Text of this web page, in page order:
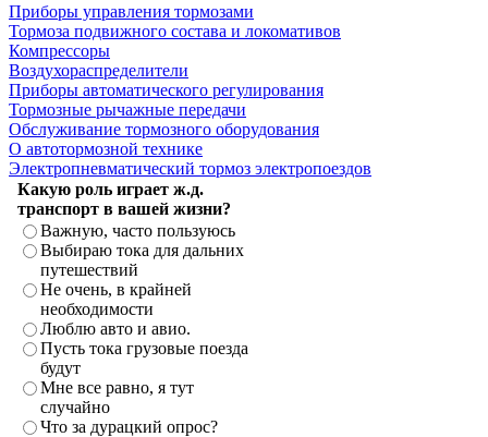
Приборы управления тормозами
Тормоза подвижного состава и локомативов
Компрессоры
Воздухораспределители
Приборы автоматического регулирования
Тормозные рычажные передачи
Обслуживание тормозного оборудования
О автотормозной технике
Электропневматический тормоз электропоездов
Какую роль играет ж.д.
транспорт в вашей жизни?
Важную, часто пользуюсь
Выбираю тока для дальних
путешествий
Не очень, в крайней
необходимости
Люблю авто и авио.
Пусть тока грузовые поезда
будут
Мне все равно, я тут
случайно
Что за дурацкий опрос?